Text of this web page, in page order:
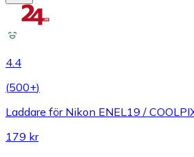
4.4
(500+)
Laddare för Nikon ENEL19 /
179 kr